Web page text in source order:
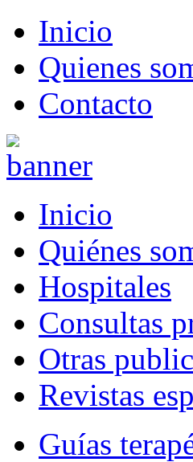
Inicio
Quienes
Contacto
Inicio
Quiénes
Hospitales
Consultas
Otras
Revistas
Guías